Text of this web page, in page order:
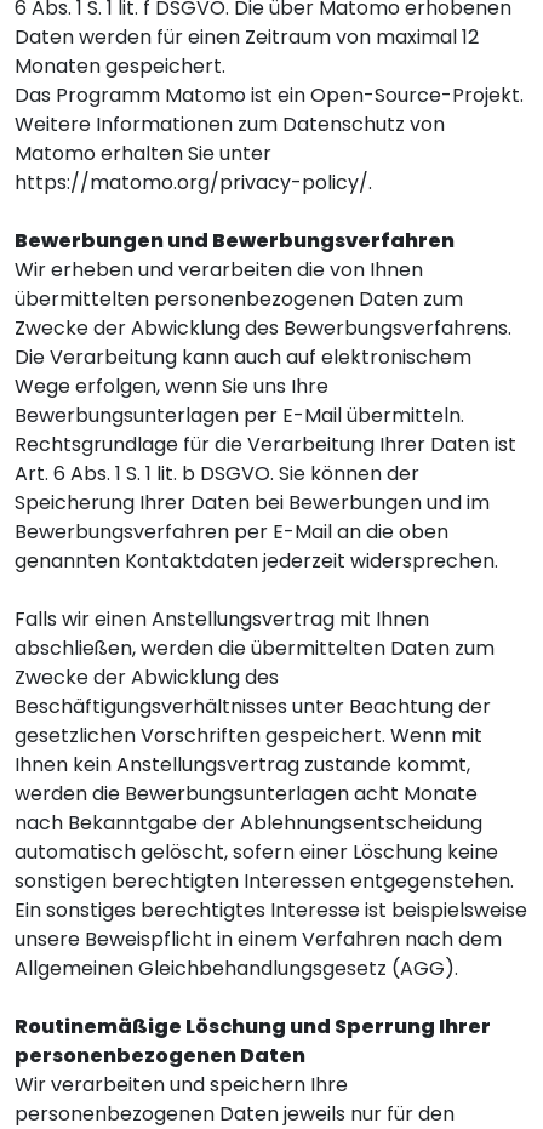
6 Abs. 1 S. 1 lit. f DSGVO. Die über Matomo erhobenen
Daten werden für einen Zeitraum von maximal 12
Monaten gespeichert.
Das Programm Matomo ist ein Open-Source-Projekt.
Weitere Informationen zum Datenschutz von
Matomo erhalten Sie unter
https://matomo.org/privacy-policy/.
Bewerbungen und Bewerbungsverfahren
Wir erheben und verarbeiten die von Ihnen
übermittelten personenbezogenen Daten zum
Zwecke der Abwicklung des Bewerbungsverfahrens.
Die Verarbeitung kann auch auf elektronischem
Wege erfolgen, wenn Sie uns Ihre
Bewerbungsunterlagen per E-Mail übermitteln.
Rechtsgrundlage für die Verarbeitung Ihrer Daten ist
Art. 6 Abs. 1 S. 1 lit. b DSGVO. Sie können der
Speicherung Ihrer Daten bei Bewerbungen und im
Bewerbungsverfahren per E-Mail an die oben
genannten Kontaktdaten jederzeit widersprechen.
Falls wir einen Anstellungsvertrag mit Ihnen
abschließen, werden die übermittelten Daten zum
Zwecke der Abwicklung des
Beschäftigungsverhältnisses unter Beachtung der
gesetzlichen Vorschriften gespeichert. Wenn mit
Ihnen kein Anstellungsvertrag zustande kommt,
werden die Bewerbungsunterlagen acht Monate
nach Bekanntgabe der Ablehnungsentscheidung
automatisch gelöscht, sofern einer Löschung keine
sonstigen berechtigten Interessen entgegenstehen.
Ein sonstiges berechtigtes Interesse ist beispielsweise
unsere Beweispflicht in einem Verfahren nach dem
Allgemeinen Gleichbehandlungsgesetz (AGG).
Routinemäßige Löschung und Sperrung Ihrer
personenbezogenen Daten
Wir verarbeiten und speichern Ihre
personenbezogenen Daten jeweils nur für den